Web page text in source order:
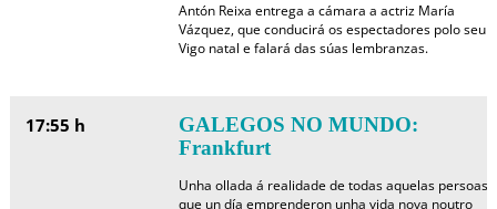
Antón Reixa entrega a cámara a actriz María
Vázquez, que conducirá os espectadores polo seu
Vigo natal e falará das súas lembranzas.
17:55 h
GALEGOS NO MUNDO:
Frankfurt
Unha ollada á realidade de todas aquelas persoas
que un día emprenderon unha vida nova noutro